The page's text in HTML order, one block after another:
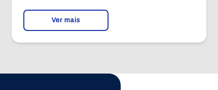
Ver mais